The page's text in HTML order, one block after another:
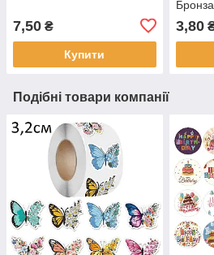
7,50 ₴
Купити
3,80
Подібні товари компанії